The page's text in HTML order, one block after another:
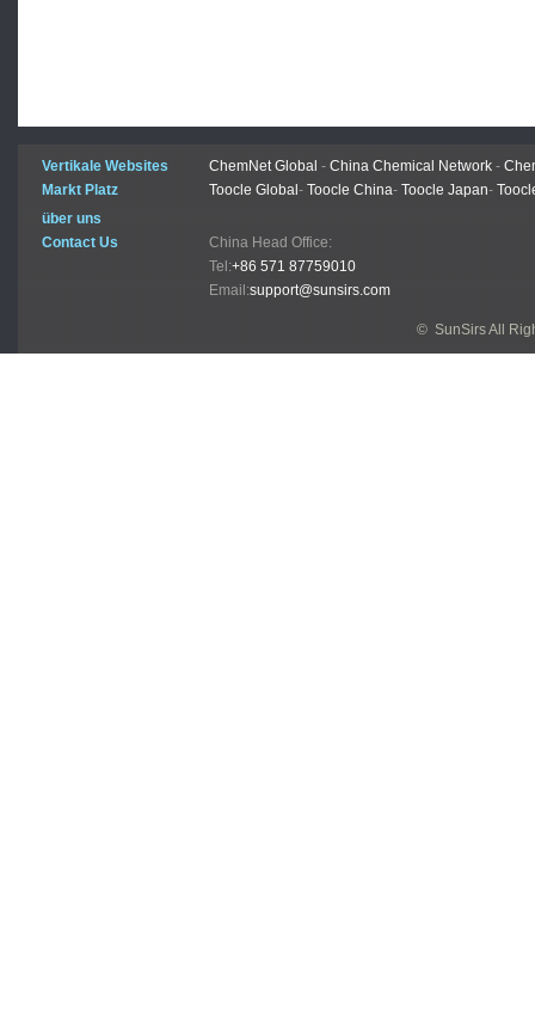
Vertikale Websites ChemNet Global - China Chemical Network -
Markt Platz
Toocle Global - Toocle China- Toocle Japan-
über uns
Contact Us
China Head Office:
Tel:+86 571 87759010
Email:support@sunsirs.com
© SunSirs All